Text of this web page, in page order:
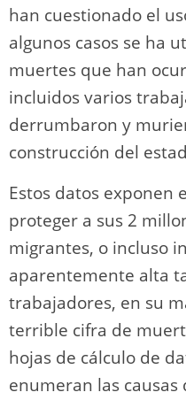
han cuestionado el
algunos casos se ha
muertes que han
incluidos varios
derrumbaron y
construcción del
Estos datos exponen
proteger a sus 2
migrantes, o incluso
aparentemente alta
trabajadores, en su
terrible cifra de
hojas de cálculo de
enumeran las